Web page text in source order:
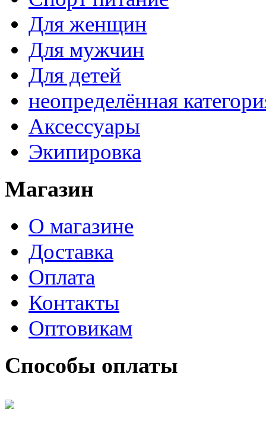
Для женщин
Для мужчин
Для детей
неопределённая
Аксессуары
Экипировка
Магазин
О магазине
Доставка
Оплата
Контакты
Оптовикам
Способы оплаты